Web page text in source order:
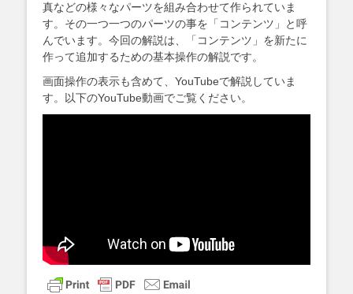
真などの様々なパーツを組み合わせて作られていま
す。その一つ一つのパーツの事を「コンテンツ」と呼
んでいます。今回の解説は、「コンテンツ」を新たに
作って追加するための基本操作の解説です。
画面操作の表示も含めて、YouTubeで解説していま
す。以下のYouTube動画でご覧ください。